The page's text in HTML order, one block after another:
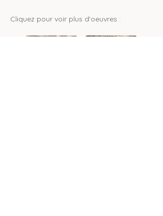
Cliquez pour voir plus d'oeuvres :